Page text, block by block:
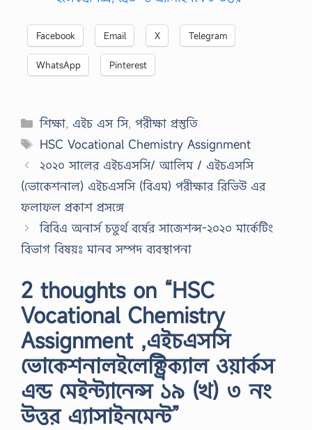
Facebook Email X Telegram
WhatsApp Pinterest
Categories
শিক্ষা, এইচ এস সি,পরীক্ষা প্রস্তুতি
Tags
HSC Vocational Chemistry Assignment
২০২০ সালের এইচএসসি/ আলিম / এইচএসসি
(ভোকেশনাল) এইচএসসি (বিএম) পরীক্ষার রিভিউ এর
ফলাফল প্রকাশ প্রসঙ্গে
বিবিএ অনার্স চতুর্থ বর্ষের সাজেশন্স-২০২০ মার্কেটিং
বিভাগ বিষয়ঃ মানব সম্পদ ব্যবস্থাপনা
2 thoughts on “HSC
Vocational Chemistry
Assignment ,এইচএসসি
ভোকেশনালইলেক্ট্রিক্যাল ওয়ার্কস
এন্ড মেইন্ট্যানেন্স ১৯ (খ) ৩ নং
উত্তর এ্যাসাইনমেন্ট”